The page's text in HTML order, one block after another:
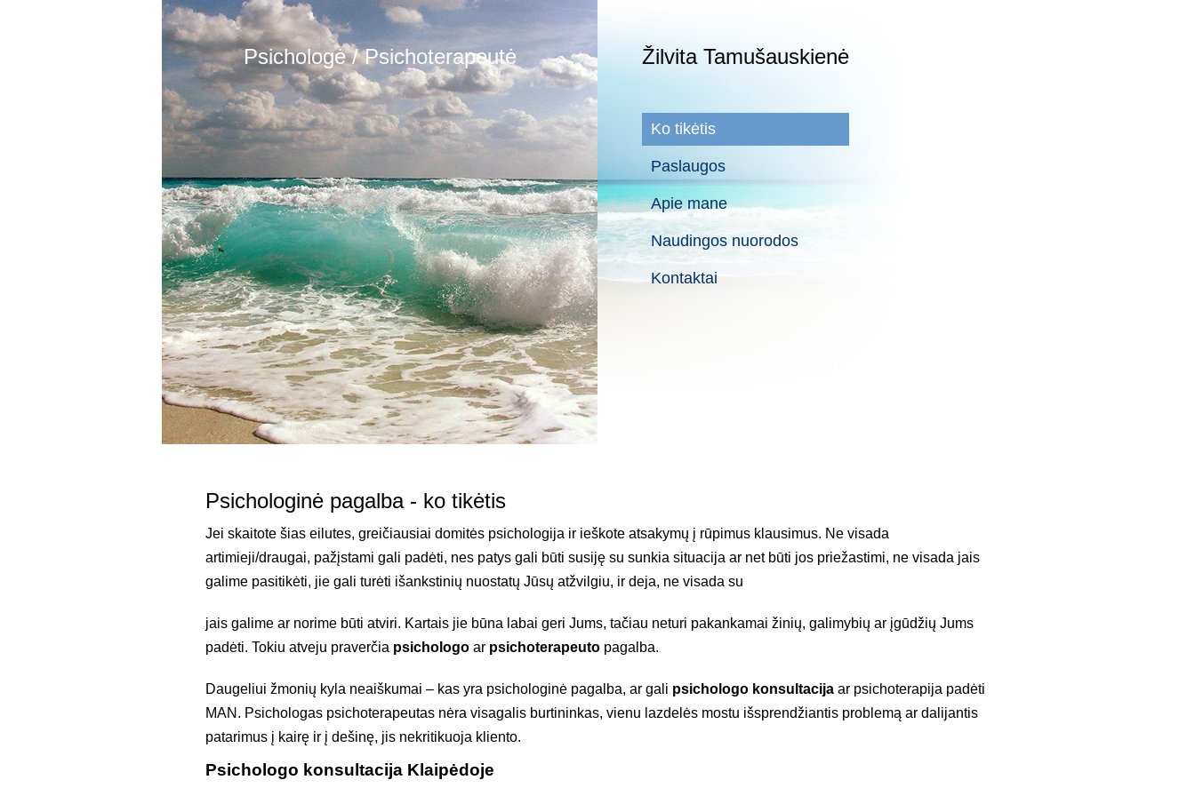
Psichologė / Psichoterapeutė Žilvita Tamušauskienė
Ko tikėtis
Paslaugos
Apie mane
Naudingos nuorodos
Kontaktai
Psichologinė pagalba - ko tikėtis
Jei skaitote šias eilutes, greičiausiai domitės psichologija ir ieškote atsakymų į rūpimus klausimus. Ne visada
artimieji/draugai, pažįstami gali padėti, nes patys gali būti susiję su sunkia situacija ar net būti jos priežastimi, ne visada jais
galime pasitikėti, jie gali turėti išankstinių nuostatų Jūsų atžvilgiu, ir deja, ne visada su
jais galime ar norime būti atviri. Kartais jie būna labai geri Jums, tačiau neturi pakankamai žinių, galimybių ar įgūdžių Jums
padėti. Tokiu atveju praverčia psichologo ar psichoterapeuto pagalba.
Daugeliui žmonių kyla neaiškumai – kas yra psichologinė pagalba, ar gali psichologo konsultacija ar psichoterapija padėti
MAN. Psichologas psichoterapeutas nėra visagalis burtininkas, vienu lazdelės mostu išsprendžiantis problemą ar dalijantis
patarimus į kairę ir į dešinę, jis nekritikuoja kliento.
Psichologo konsultacija Klaipėdoje